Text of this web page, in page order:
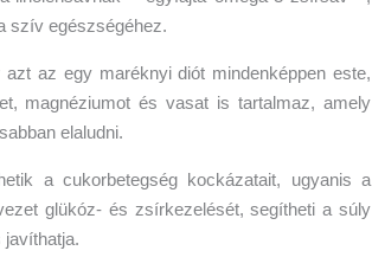
szív egészségéhez.
az egy maréknyi diót mindenképpen este,
magnéziumot és vasat is tartalmaz, amely
elaludni.
a cukorbetegség kockázatait, ugyanis a
glükóz- és zsírkezelését, segítheti a súly